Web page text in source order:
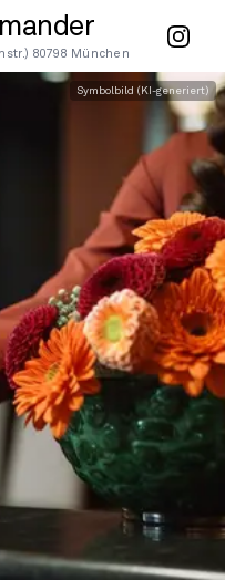
80798 München
Symbolbild (KI-generiert)